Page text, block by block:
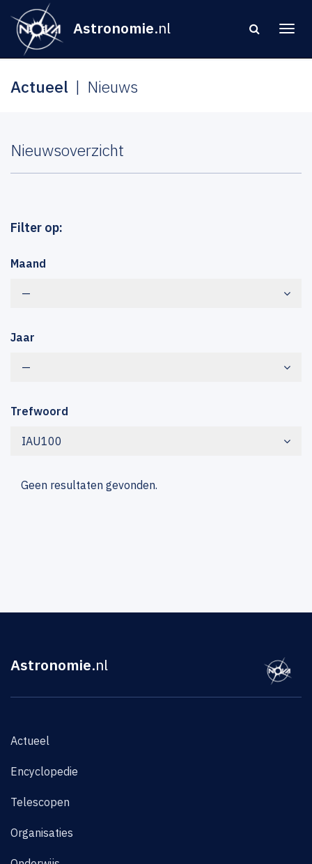
Astronomie.nl
Actueel Nieuws
Nieuwsoverzicht
Filter op:
Maand
—
Jaar
—
Trefwoord
IAU100
Geen resultaten gevonden.
Astronomie.nl
Actueel
Encyclopedie
Telescopen
Organisaties